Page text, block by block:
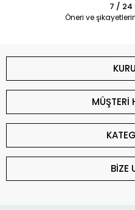
7 / 24
Öneri ve
MÜŞTERİ
BİZE